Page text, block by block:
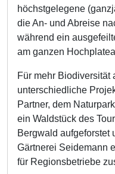
höchstgelegene
die An- und Abreise
während ein
am ganzen
Für mehr Biodiversität
unterschiedliche
Partner, dem
ein Waldstück des
Bergwald aufgeforstet
Gärtnerei Seidemann
für Regionsbetriebe